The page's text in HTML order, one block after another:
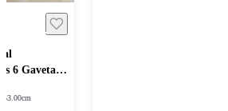
6 Gavetas
53.00cm